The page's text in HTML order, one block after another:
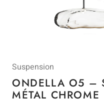
Suspension
ONDELLA O5 –
MÉTAL CHROME